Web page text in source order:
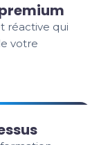
réactive qui
votre